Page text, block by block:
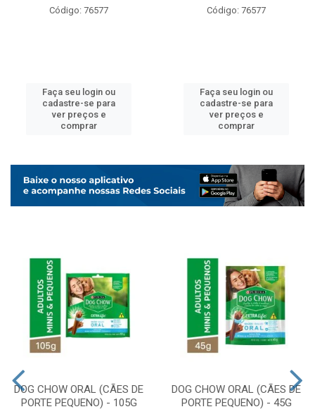
Código: 76577
Faça seu login ou
cadastre-se para
ver preços e
comprar
Código: 76577
Faça seu login ou
cadastre-se para
ver preços e
comprar
DOG CHOW ORAL (CÃES DE
PORTE PEQUENO) - 105G
DOG CHOW ORAL (CÃES DE
PORTE PEQUENO) - 45G